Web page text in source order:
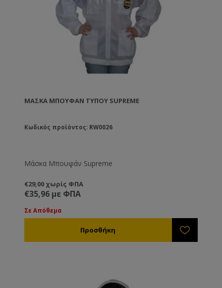
ΜΆΣΚΑ ΜΠΟΥΦΆΝ ΤΎΠΟΥ SUPREME
Κωδικός προϊόντος: RW0026
Μάσκα Μπουφάν Supreme
€29,00 χωρίς ΦΠΑ
€35,96 με ΦΠΑ
Σε Απόθεμα